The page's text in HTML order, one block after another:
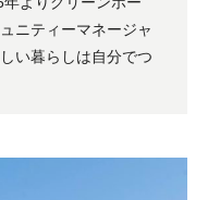
ニティーマネージャ
い暮らしは自分でつ